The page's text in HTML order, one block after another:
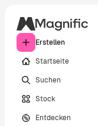
Erstellen
Startseite
Suchen
Stock
Entdecken